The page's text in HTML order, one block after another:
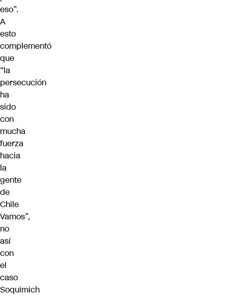
eso”.
A
esto
complementó
que
“la
persecución
ha
sido
con
mucha
fuerza
hacia
la
gente
de
Chile
Vamos”,
no
así
con
el
caso
Soquimich